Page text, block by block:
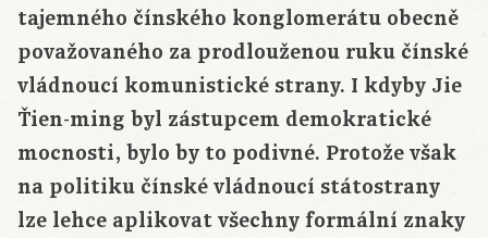
tajemného čínského konglomerátu obecně
považovaného za prodlouženou ruku čínské
vládnoucí komunistické strany. I kdyby Jie
Ťien-ming byl zástupcem demokratické
mocnosti, bylo by to podivné. Protože však
na politiku čínské vládnoucí státostrany
lze lehce aplikovat všechny formální znaky